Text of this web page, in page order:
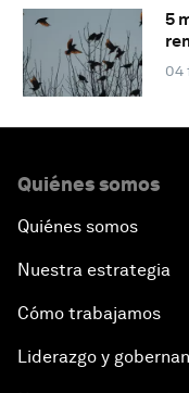
5
04
Quiénes somos
Quiénes somos
Nuestra estrategia
Cómo trabajamos
Liderazgo y